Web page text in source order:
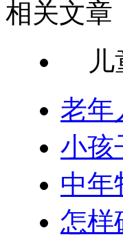
相关文章
儿
老年
小孩
中年
怎样